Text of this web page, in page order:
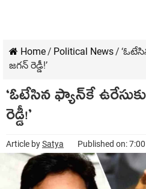
Home/ Political News/
జ‌గ‌న్ రెడ్డీ!’
‘ఓటేసిన ఫ్యాన్‌కే
రెడ్డీ!’
Article bySatya Published on: